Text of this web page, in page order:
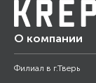
О компании
Филиал в г.Тверь